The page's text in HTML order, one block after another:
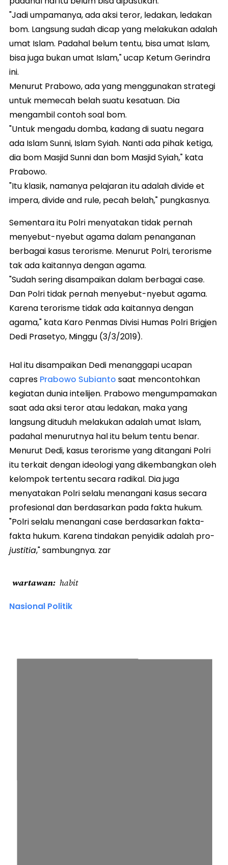
"Jadi umpamanya, ada aksi teror, ledakan, ledakan
bom. Langsung sudah dicap yang melakukan adalah
umat Islam. Padahal belum tentu, bisa umat Islam,
bisa juga bukan umat Islam," ucap Ketum Gerindra
ini.
Menurut Prabowo, ada yang menggunakan strategi
untuk memecah belah suatu kesatuan. Dia
mengambil contoh soal bom.
"Untuk mengadu domba, kadang di suatu negara
ada Islam Sunni, Islam Syiah. Nanti ada pihak ketiga,
dia bom Masjid Sunni dan bom Masjid Syiah," kata
Prabowo.
"Itu klasik, namanya pelajaran itu adalah divide et
impera, divide and rule, pecah belah," pungkasnya.
Sementara itu Polri menyatakan tidak pernah
menyebut-nyebut agama dalam penanganan
berbagai kasus terorisme. Menurut Polri, terorisme
tak ada kaitannya dengan agama.
"Sudah sering disampaikan dalam berbagai case.
Dan Polri tidak pernah menyebut-nyebut agama.
Karena terorisme tidak ada kaitannya dengan
agama," kata Karo Penmas Divisi Humas Polri Brigjen
Dedi Prasetyo, Minggu (3/3/2019).
Hal itu disampaikan Dedi menanggapi ucapan
capres Prabowo Subianto saat mencontohkan
kegiatan dunia intelijen. Prabowo mengumpamakan
saat ada aksi teror atau ledakan, maka yang
langsung dituduh melakukan adalah umat Islam,
padahal menurutnya hal itu belum tentu benar.
Menurut Dedi, kasus terorisme yang ditangani Polri
itu terkait dengan ideologi yang dikembangkan oleh
kelompok tertentu secara radikal. Dia juga
menyatakan Polri selalu menangani kasus secara
profesional dan berdasarkan pada fakta hukum.
"Polri selalu menangani case berdasarkan fakta-
fakta hukum. Karena tindakan penyidik adalah pro-
justitia," sambungnya. zar
wartawan habit
Nasional Politik